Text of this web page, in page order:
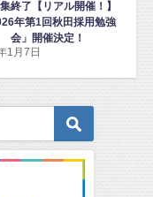
五城目第一中のエコキャップ活
動に、東電化工業が秋田ノーザ
ンハピネッツ観戦チケットを寄
2025年12月15日